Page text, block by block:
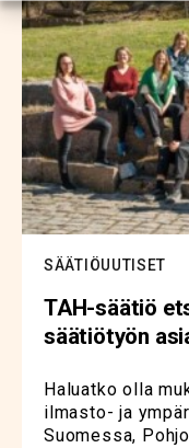
SÄÄTIÖUUTISET
TAH-säätiö
säätiötyön
Haluatko olla
ilmasto- ja
Suomessa,